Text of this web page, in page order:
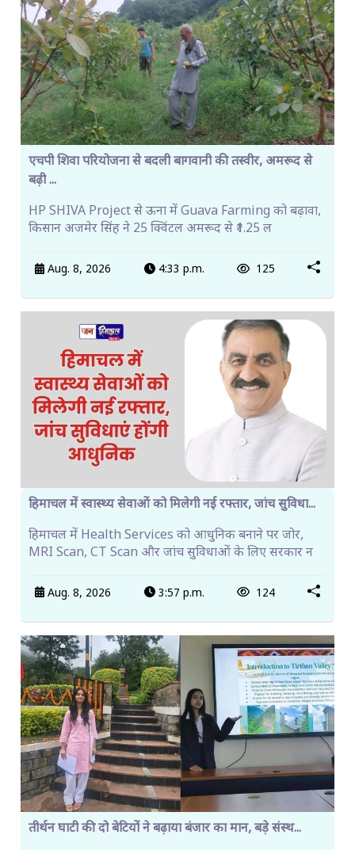
एचपी शिवा परियोजना से बदली बागवानी की तस्वीर, अमरूद से
बढ़ी ...
HP SHIVA Project से ऊना में Guava Farming को बढ़ावा,
किसान अजमेर सिंह ने 25 क्विंटल अमरूद से ₹1.25 ल
Aug. 8, 2026 4:33 p.m. 125
हिमाचल में स्वास्थ्य सेवाओं को मिलेगी नई रफ्तार, जांच सुविधा...
हिमाचल में Health Services को आधुनिक बनाने पर जोर,
MRI Scan, CT Scan और जांच सुविधाओं के लिए सरकार न
Aug. 8, 2026 3:57 p.m. 124
तीर्थन घाटी की दो बेटियों ने बढ़ाया बंजार का मान, बड़े संस्थ...